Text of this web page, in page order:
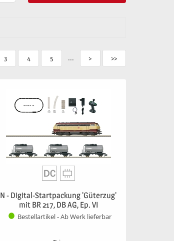
3 4 5 ... > >>
N - Digital-Startpackung 'Güterzug'
mit BR 217, DB AG, Ep. VI
Bestellartikel - Ab Werk lieferbar